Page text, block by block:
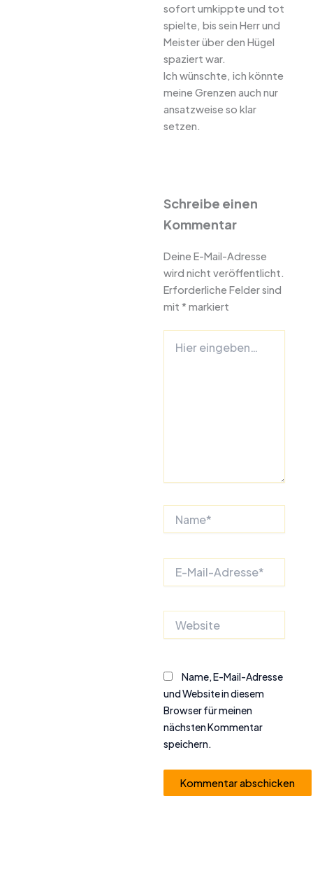
sofort umkippte und tot
spielte, bis sein Herr und
Meister über den Hügel
spaziert war.
Ich wünschte, ich könnte
meine Grenzen auch nur
ansatzweise so klar
setzen.
Schreibe einen
Kommentar
Deine E-Mail-Adresse
wird nicht veröffentlicht.
Erforderliche Felder sind
mit * markiert
eingeben…
Mail-
Name, E-Mail-Adresse
und Website in diesem
Browser für meinen
nächsten Kommentar
speichern.